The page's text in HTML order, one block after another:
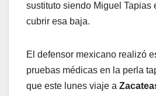
sustituto siendo Miguel Tapias
cubrir esa baja.
El defensor mexicano realizó
pruebas médicas en la perla
que este lunes viaje a